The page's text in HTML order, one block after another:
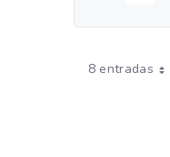
8 entradas